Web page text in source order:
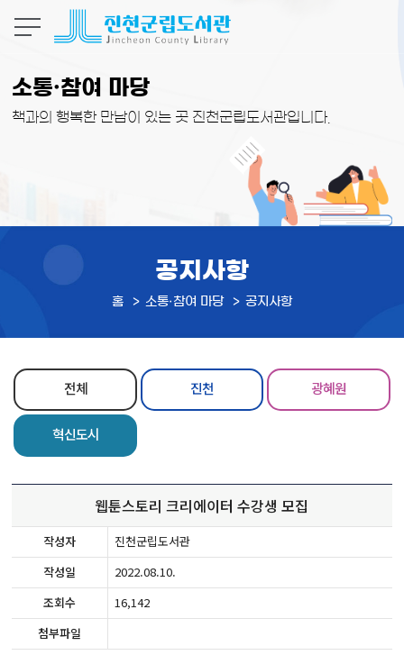
소통·참여 마당
책과의 행복한 만남이 있는 곳 진천군립도서관입니다.
공지사항
홈 소통·참여 마당 공지사항
전체 진천 광혜원
혁신도시
웹툰스토리 크리에이터 수강생 모집
작성자
진천군립도서관
작성일
2022.08.10.
조회수
16,142
첨부파일